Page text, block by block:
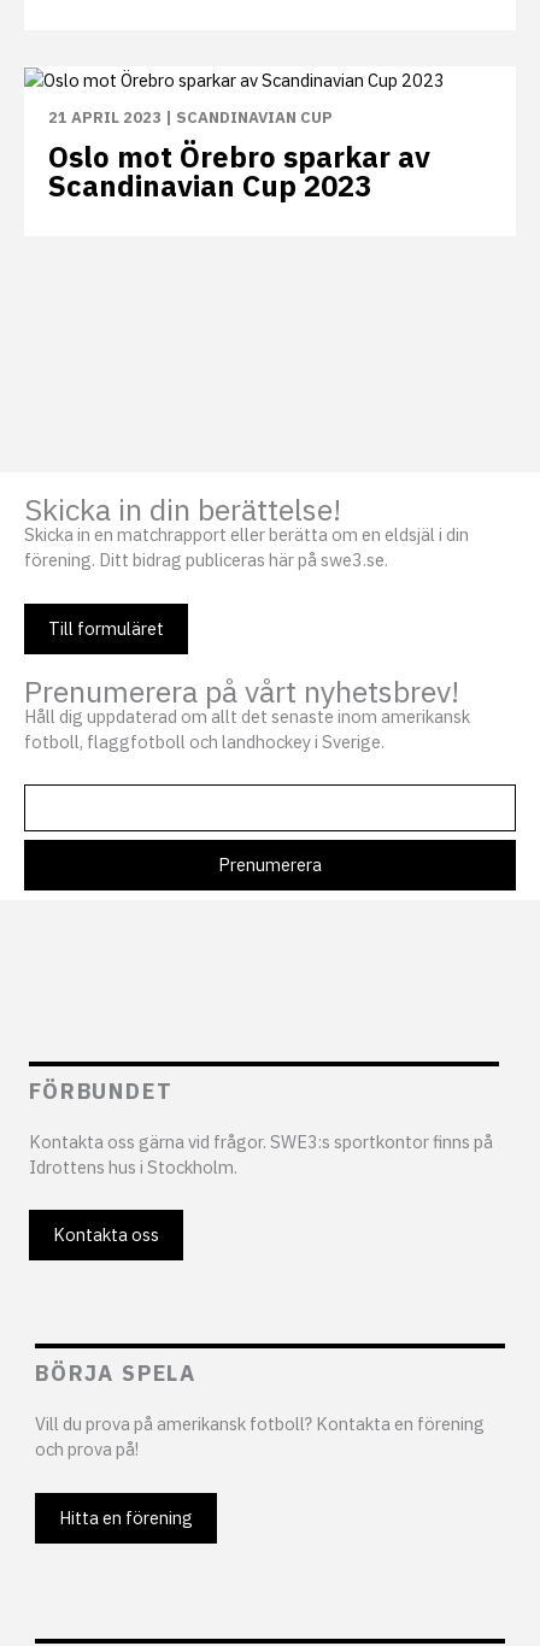
21 APRIL 2023 | SCANDINAVIAN CUP
Oslo mot Örebro sparkar av
Scandinavian Cup 2023
Skicka in din berättelse!
Skicka in en matchrapport eller berätta om en eldsjäl i din
förening. Ditt bidrag publiceras här på swe3.se.
Till formuläret
Prenumerera på vårt nyhetsbrev!
Håll dig uppdaterad om allt det senaste inom amerikansk
fotboll, flaggfotboll och landhockey i Sverige.
FÖRBUNDET
Kontakta oss gärna vid frågor. SWE3:s sportkontor finns på
Idrottens hus i Stockholm.
Kontakta oss
BÖRJA SPELA
Vill du prova på amerikansk fotboll? Kontakta en förening
och prova på!
Hitta en förening